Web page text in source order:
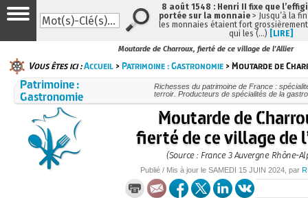
Moutarde de Charroux, fierté de ce village de l'Allier
Vous êtes ici :Accueil >Patrimoine : Gastronomie > Moutarde de
Patrimoine :
Gastronomie
Richesses du patrimoine de France :
terroir. Producteurs de spécialités de la
Moutarde de
fierté de ce village de
(Source : France 3 Auvergne Rhône-
Publié / Mis à jour leSAMEDI 15 JUIN 2024 , par
8 août 1548 : Henri II fixe que
portée sur la monnaie > Jusqu’à la
les monnaies étaient fort
qui les (…) [LIRE]